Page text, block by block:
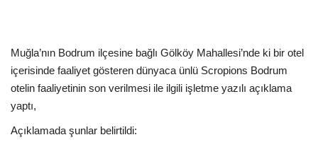
Muğla’nın Bodrum ilçesine bağlı Gölköy Mahallesi’nde ki bir otel
içerisinde faaliyet gösteren dünyaca ünlü Scropions Bodrum
otelin faaliyetinin son verilmesi ile ilgili işletme yazılı açıklama
yaptı,
Açıklamada şunlar belirtildi: